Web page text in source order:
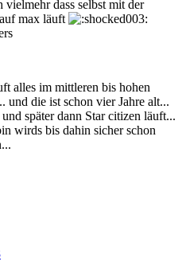
dass selbst mit der
max läuft
alles im mittleren bis hohen
und die ist schon vier Jahre alt...
später dann Star citizen läuft...
wirds bis dahin sicher schon